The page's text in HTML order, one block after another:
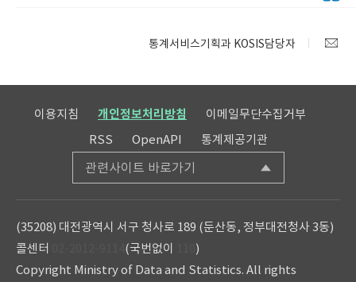
통계서비스기획과 KOSIS담당자
이용지침 개인정보처리방침
이메일무단수집거부
RSS
OpenAPI 통계제공기관
관련사이트 바로가기
(35208) 대전광역시 서구 청사로 189 (둔산동, 정부대전청사 3동)
콜센터
(국번없이
)
Copyright Ministry of Data and Statistics. All rights